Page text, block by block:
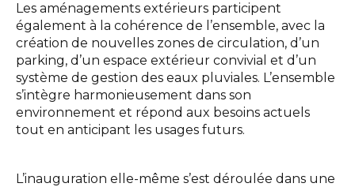
Les aménagements extérieurs participent
également à la cohérence de l’ensemble, avec la
création de nouvelles zones de circulation, d’un
parking, d’un espace extérieur convivial et d’un
système de gestion des eaux pluviales. L’ensemble
s’intègre harmonieusement dans son
environnement et répond aux besoins actuels
tout en anticipant les usages futurs.
L’inauguration elle-même s’est déroulée dans une